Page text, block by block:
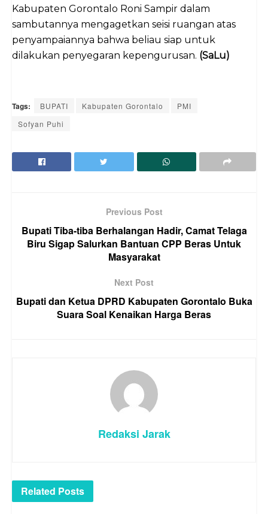
Kabupaten Gorontalo Roni Sampir dalam
sambutannya mengagetkan seisi ruangan atas
penyampaiannya bahwa beliau siap untuk
dilakukan penyegaran kepengurusan. (SaLu)
Tags: BUPATI Kabupaten Gorontalo
PMI
Sofyan Puhi
Previous Post
Bupati Tiba-tiba Berhalangan Hadir, Camat Telaga
Biru Sigap Salurkan Bantuan CPP Beras Untuk
Masyarakat
Next Post
Bupati dan Ketua DPRD Kabupaten Gorontalo Buka
Suara Soal Kenaikan Harga Beras
Redaksi Jarak
Related Posts